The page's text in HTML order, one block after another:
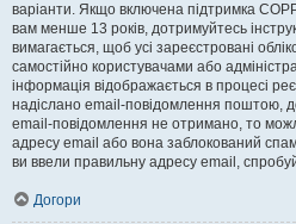
варіанти. Якщо включена підтримка
вам менше 13 років, дотримуйтесь
вимагається, щоб усі зареєстровані
самостійно користувачами або
інформація відображається в процесі
надіслано email-повідомлення поштою,
email-повідомлення не отримано, то
адресу email або вона заблокований
ви ввели правильну адресу email,
Догори